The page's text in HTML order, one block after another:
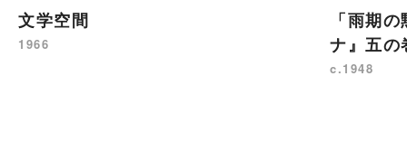
文学空間
1966
「雨期
ナ』五の
c.1948